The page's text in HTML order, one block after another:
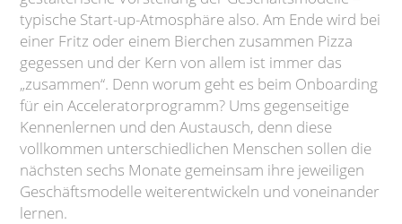
typische Start-up-Atmosphäre also. Am Ende wird bei
einer Fritz oder einem Bierchen zusammen Pizza
gegessen und der Kern von allem ist immer das
„zusammen“. Denn worum geht es beim Onboarding
für ein Acceleratorprogramm? Ums gegenseitige
Kennenlernen und den Austausch, denn diese
vollkommen unterschiedlichen Menschen sollen die
nächsten sechs Monate gemeinsam ihre jeweiligen
Geschäftsmodelle weiterentwickeln und voneinander
lernen.